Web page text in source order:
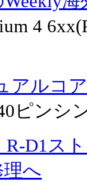
4
アルコ
ピンシ
R-D1ス
へ